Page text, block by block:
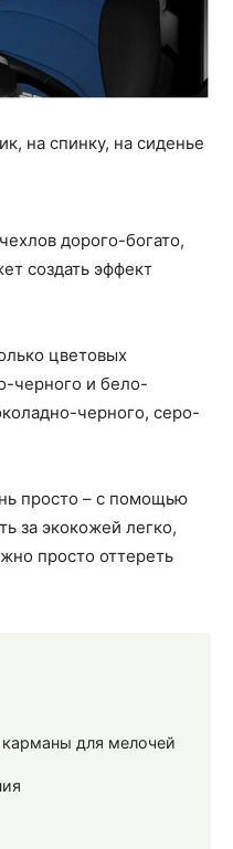
на спинку, на сиденье
дорого-богато,
создать эффект
цветовых
черного и бело-
черного, серо-
просто – с помощью
за экокожей легко,
просто оттереть
карманы для мелочей